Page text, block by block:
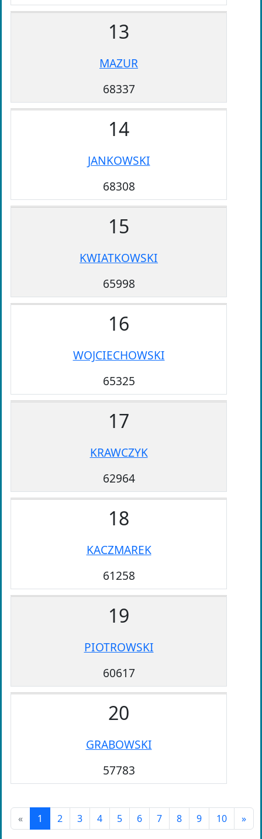
13
MAZUR
68337
14
JANKOWSKI
68308
15
KWIATKOWSKI
65998
16
WOJCIECHOWSKI
65325
17
KRAWCZYK
62964
18
KACZMAREK
61258
19
PIOTROWSKI
60617
20
GRABOWSKI
57783
« 1 2 3 4 5 6 7 8 9 10 »